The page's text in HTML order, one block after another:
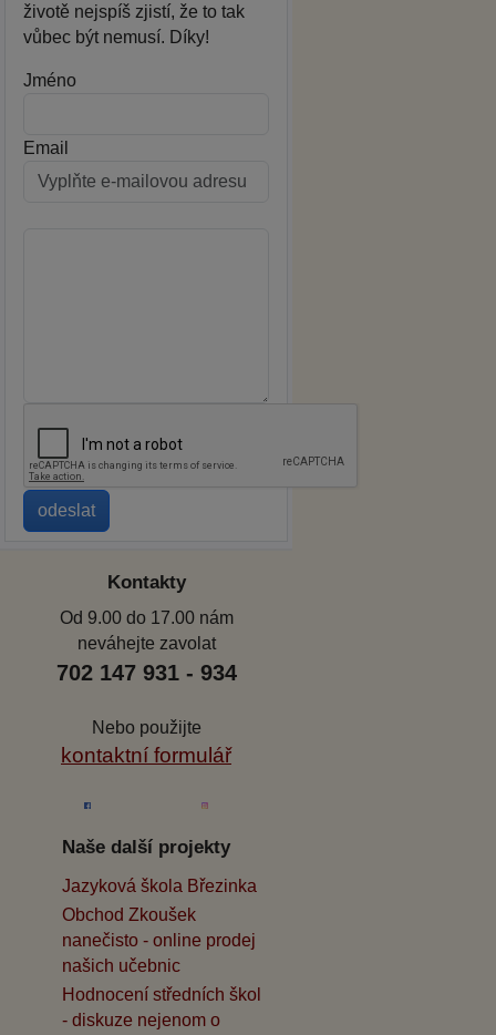
životě nejspíš zjistí, že to tak
vůbec být nemusí. Díky!
Jméno
Email
Kontakty
Od 9.00 do 17.00 nám
neváhejte zavolat
702 147 931 - 934
Nebo použijte
kontaktní formulář
Naše další projekty
Jazyková škola Březinka
Obchod Zkoušek
nanečisto - online prodej
našich učebnic
Hodnocení středních škol
- diskuze nejenom o